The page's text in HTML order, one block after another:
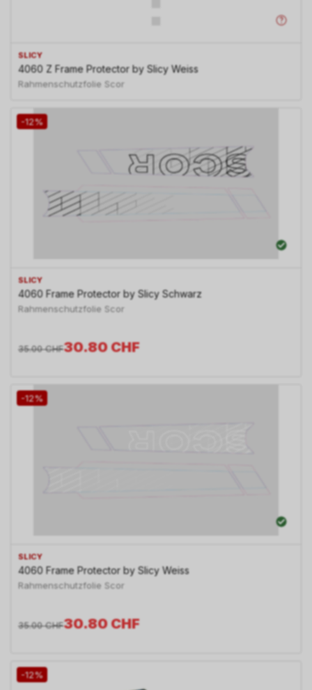
SLICY
4060 Z Frame Protector by Slicy Weiss
Rahmenschutzfolie Scor
-12%
SLICY
4060 Frame Protector by Slicy Schwarz
Rahmenschutzfolie Scor
30.80CHF
35.00 CHF
-12%
SLICY
4060 Frame Protector by Slicy Weiss
Rahmenschutzfolie Scor
30.80CHF
35.00 CHF
-12%